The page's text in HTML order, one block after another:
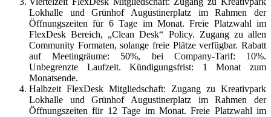
Lokhalle und Grünhof Augustinerplatz im Rahmen der
Öffnungszeiten für 6 Tage im Monat. Freie Platzwahl im
FlexDesk Bereich, „Clean Desk“ Policy. Zugang zu allen
Community Formaten, solange freie Plätze verfügbar. Rabatt
auf Meetingräume: 50%, bei Company-Tarif: 10%.
Unbegrenzte Laufzeit. Kündigungsfrist: 1 Monat zum
Monatsende.
Halbzeit FlexDesk Mitgliedschaft: Zugang zu Kreativpark
Lokhalle und Grünhof Augustinerplatz im Rahmen der
Öffnungszeiten für 12 Tage im Monat. Freie Platzwahl im